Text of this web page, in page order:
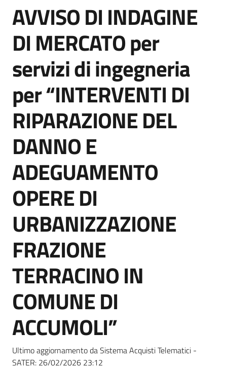
strumenti
di
Supporto
Piattaforme
telematiche
English
site
Seguici
su
Salta al contenuto
AVVISO DI INDAGINE
DI MERCATO per
servizi di ingegneria
per “INTERVENTI DI
RIPARAZIONE DEL
DANNO E
ADEGUAMENTO
OPERE DI
URBANIZZAZIONE
FRAZIONE
TERRACINO IN
COMUNE DI
ACCUMOLI”
Ultimo aggiornamento da Sistema Acquisti Telematici -
SATER: 26/02/2026 23:12